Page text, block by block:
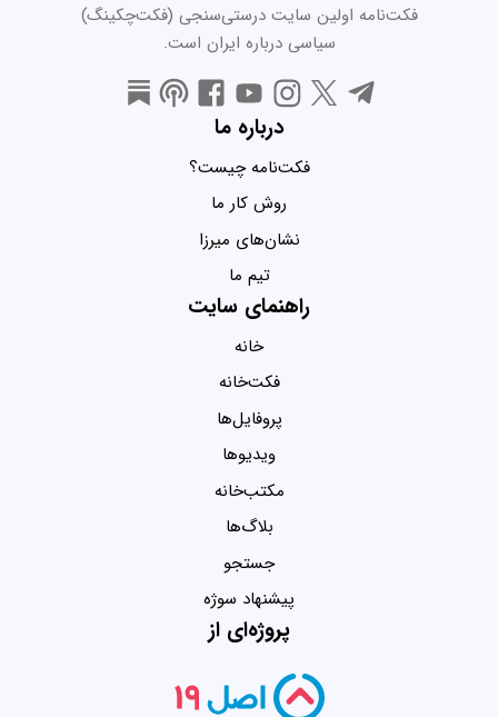
فکت‌نامه اولین سایت درستی‌سنجی (فکت‌چکینگ)
سیاسی درباره ایران است.
درباره ما
فکت‌نامه چیست؟
روش کار ما
نشان‌های میرزا
تیم ما
راهنمای سایت
خانه
فکت‌خانه
پروفایل‌ها
ویدیو‌ها
مکتب‌خانه
بلاگ‌ها
جستجو
پیشنهاد سوژه
پروژه‌ای از